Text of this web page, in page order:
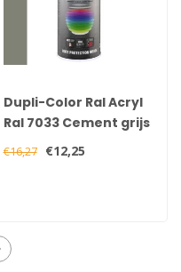
Dupli-Color Ral Acryl
Ral 7033 Cement grijs
Hoogglans 400 ml
€16,27 €12,25